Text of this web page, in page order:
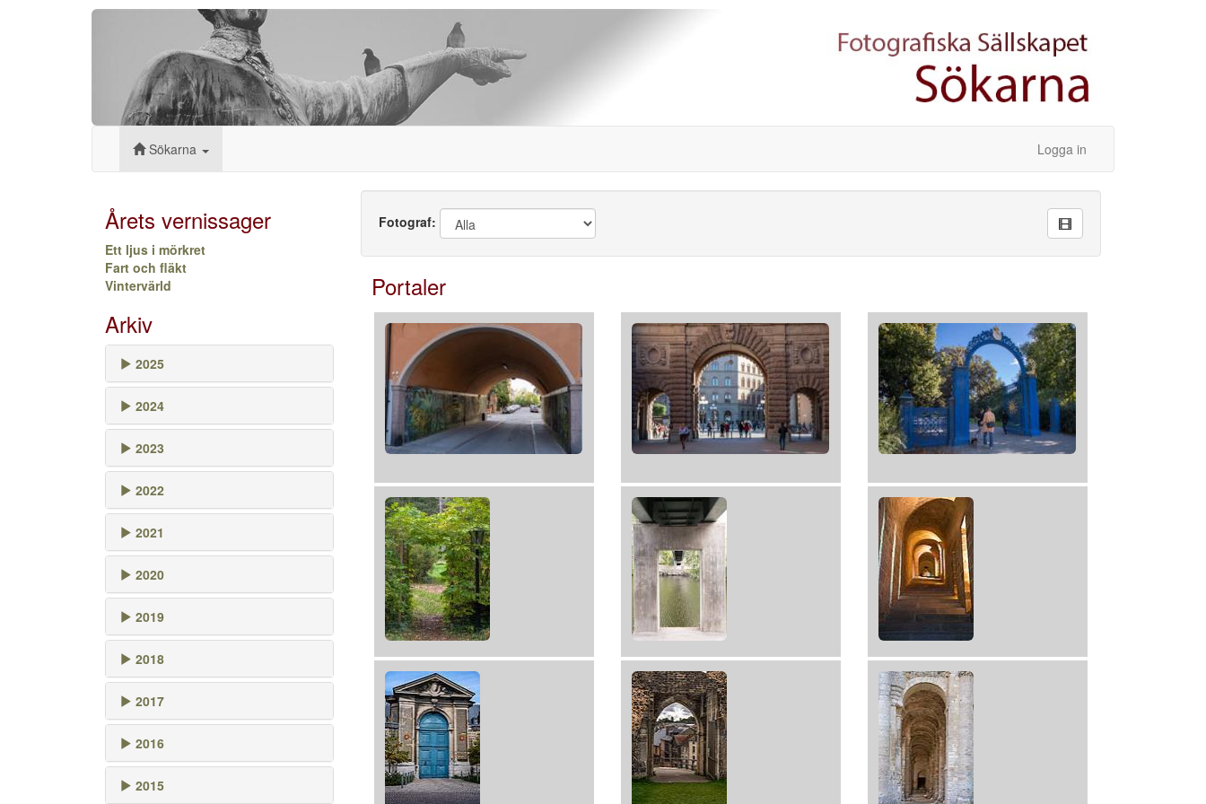
Sökarna Logga in
Årets vernissager
Ett ljus i mörkret
Fart och fläkt
Vintervärld
Arkiv
2025
2024
2023
2022
2021
2020
2019
2018
2017
2016
2015
Fotograf:
Portaler